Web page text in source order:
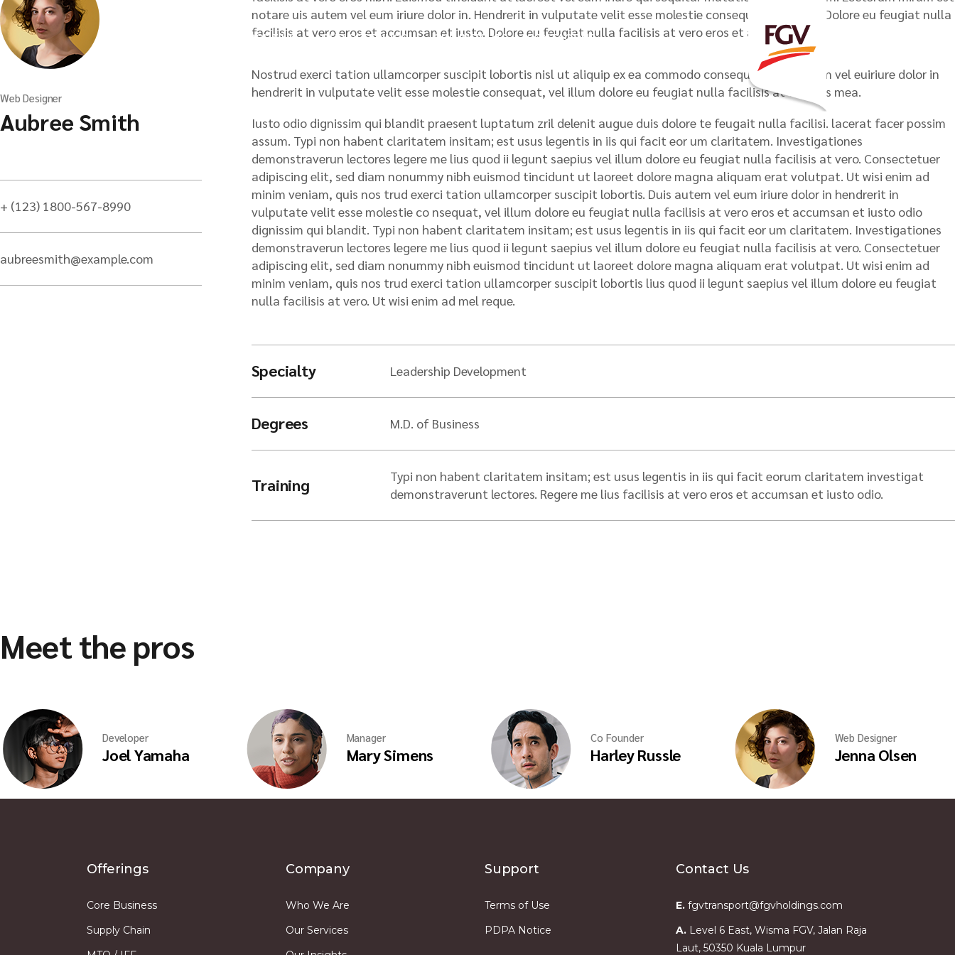
ABOUT US OUR OFFERINGS OUR INSIGHTS CONTACT US
Web Designer
Aubree Smith
+ (123) 1800-567-8990
aubreesmith@example.com
notare uis autem vel eum iriure dolor in. Hendrerit in vulputate velit esse molestie consequat, vel illum. Dolore eu feugiat nulla
facilisis at vero eros et accumsan et iusto. Dolore eu feugiat nulla facilisis at vero eros et accumsan.
Nostrud exerci tation ullamcorper suscipit lobortis nisl ut aliquip ex ea commodo consequat. Duis autem vel euiriure dolor in
hendrerit in vulputate velit esse molestie consequat, vel illum dolore eu feugiat nulla facilisis at ver eros mea.
Iusto odio dignissim qui blandit praesent luptatum zril delenit augue duis dolore te feugait nulla facilisi. lacerat facer possim
assum. Typi non habent claritatem insitam; est usus legentis in iis qui facit eor um claritatem. Investigationes
demonstraverun lectores legere me lius quod ii legunt saepius vel illum dolore eu feugiat nulla facilisis at vero. Consectetuer
adipiscing elit, sed diam nonummy nibh euismod tincidunt ut laoreet dolore magna aliquam erat volutpat. Ut wisi enim ad
minim veniam, quis nos trud exerci tation ullamcorper suscipit lobortis. Duis autem vel eum iriure dolor in hendrerit in
vulputate velit esse molestie co nsequat, vel illum dolore eu feugiat nulla facilisis at vero eros et accumsan et iusto odio
dignissim qui blandit. Typi non habent claritatem insitam; est usus legentis in iis qui facit eor um claritatem. Investigationes
demonstraverun lectores legere me lius quod ii legunt saepius vel illum dolore eu feugiat nulla facilisis at vero. Consectetuer
adipiscing elit, sed diam nonummy nibh euismod tincidunt ut laoreet dolore magna aliquam erat volutpat. Ut wisi enim ad
minim veniam, quis nos trud exerci tation ullamcorper suscipit lobortis lius quod ii legunt saepius vel illum dolore eu feugiat
nulla facilisis at vero. Ut wisi enim ad mel reque.
Specialty Leadership Development
Degrees M.D. of Business
Training
Typi non habent claritatem insitam; est usus legentis in iis qui facit eorum claritatem investigat
demonstraverunt lectores. Regere me lius facilisis at vero eros et accumsan et iusto odio.
Meet the pros
Developer
Joel Yamaha
Manager
Mary Simens
Co Founder
Harley Russle
Web Designer
Jenna Olsen
Offerings
Core Business
Supply Chain
Company
Who We Are
Our Services
Support
Terms of Use
PDPA Notice
Contact Us
E. fgvtransport@fgvholdings.com
A. Level 6 East, Wisma FGV, Jalan Raja
Laut, 50350 Kuala Lumpur